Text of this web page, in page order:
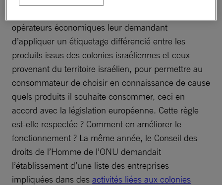
opérateurs économiques leur demandant
d’appliquer un étiquetage différencié entre les
produits issus des colonies israéliennes et ceux
provenant du territoire israélien, pour permettre au
consommateur de choisir en connaissance de cause
quels produits il souhaite consommer, ceci en
accord avec la législation européenne. Cette règle
est-elle respectée ? Comment en améliorer le
fonctionnement ? La même année, le Conseil des
droits de l’Homme de l’ONU demandait
l’établissement d’une liste des entreprises
impliquées dans des activités liées aux colonies